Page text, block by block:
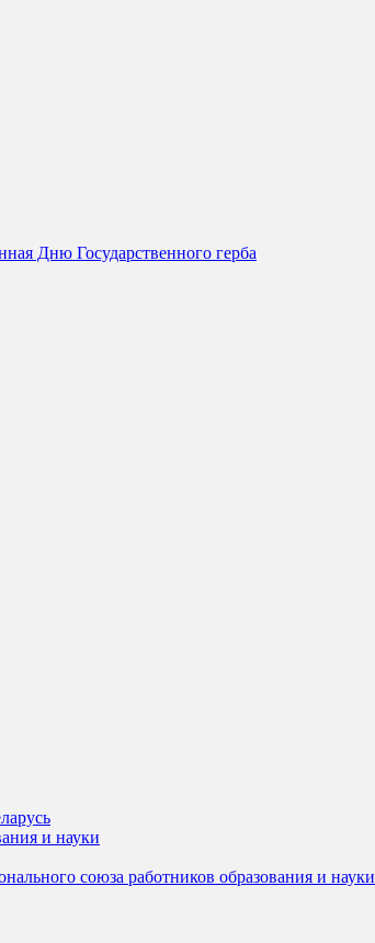
Дню Государственного герба
и науки
союза работников образования и науки